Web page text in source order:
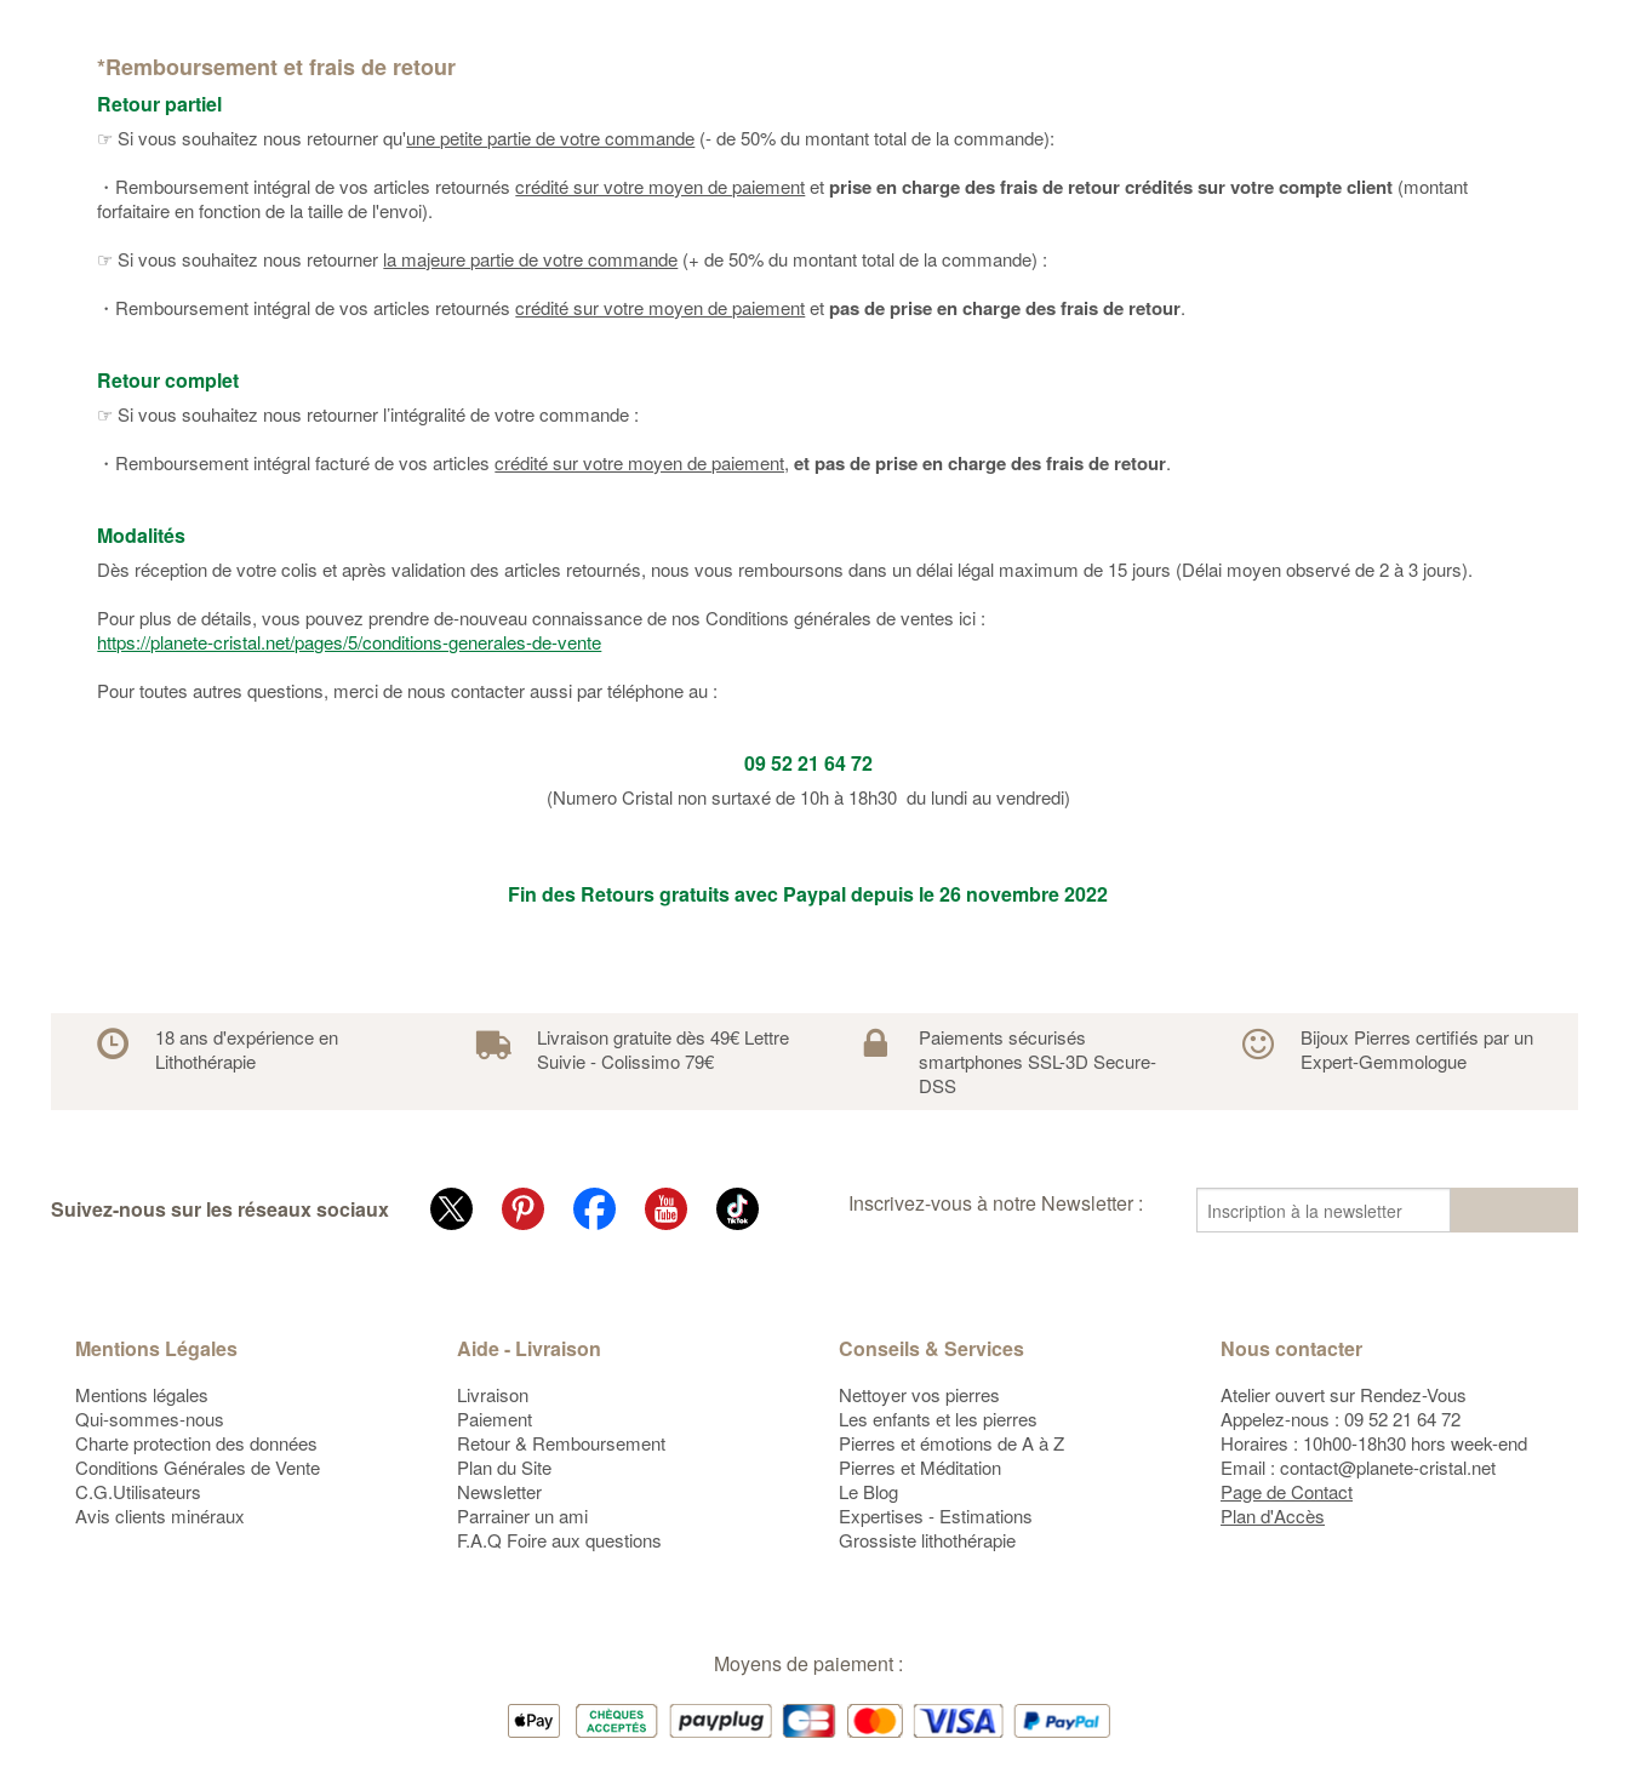
*Remboursement et frais de retour
Retour partiel
☞ Si vous souhaitez nous retourner qu'une petite partie de votre commande (- de 50% du montant total de la commande):
・Remboursement intégral de vos articles retournéscrédité sur votre moyen de paiementetprise en charge des frais de retour crédités sur votre compte client (montant
forfaitaire en fonction de la taille de l'envoi).
☞ Si vous souhaitez nous retourner la majeure partie de votre commande (+ de 50% du montant total de la commande) :
・Remboursement intégral de vos articles retournéscrédité sur votre moyen de paiementetpas de prise en charge des frais de retour.
Retour complet
☞ Si vous souhaitez nous retourner l’intégralité de votre commande :
・Remboursement intégral facturé de vos articlescrédité sur votre moyen de paiement, et pas de prise en charge des frais de retour.
Modalités
Dès réception de votre colis et après validation des articles retournés, nous vous remboursons dans un délai légal maximum de 15 jours (Délai moyen observé de 2 à 3 jours).
Pour plus de détails, vous pouvez prendre de-nouveau connaissance de nos Conditions générales de ventes ici :
https://planete-cristal.net/pages/5/conditions-generales-de-vente
Pour toutes autres questions, merci de nous contacter aussi par téléphone au :
09 52 21 64 72
(Numero Cristal non surtaxé de 10h à 18h30 du lundi au vendredi)
Fin des Retours gratuits avec Paypal depuis le 26 novembre 2022
18 ans d'expérience en
Lithothérapie
Livraison gratuite dès 49€ Lettre
Suivie - Colissimo 79€
Paiements sécurisés
smartphones SSL-3D Secure-
DSS
Bijoux Pierres certifiés par un
Expert-Gemmologue
Suivez-nous sur les réseaux sociaux Inscrivez-vous à notre Newsletter :
Mentions Légales
Mentions légales
Qui-sommes-nous
Charte protection des données
Conditions Générales de Vente
C.G.Utilisateurs
Avis clients minéraux
Aide - Livraison
Livraison
Paiement
Retour & Remboursement
Plan du Site
Newsletter
Parrainer un ami
F.A.Q Foire aux questions
Conseils & Services
Nettoyer vos pierres
Les enfants et les pierres
Pierres et émotions de A à Z
Pierres et Méditation
Le Blog
Expertises - Estimations
Grossiste lithothérapie
Nous contacter
Atelier ouvert sur Rendez-Vous
Appelez-nous : 09 52 21 64 72
Horaires : 10h00-18h30 hors week-end
Email : contact@planete-cristal.net
Page de Contact
Plan d'Accès
Moyens de paiement :